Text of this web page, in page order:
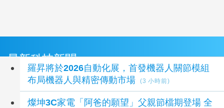
最新科技新聞
羅昇將於2026自動化展，首發機器人關節模組
布局機器人與精密傳動市場
(3 小時前)
燦坤3C家電「阿爸的願望」父親節檔期登場 全